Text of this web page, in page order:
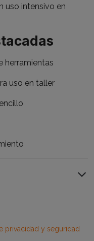
uso intensivo en
herramientas
uso en taller
privacidad y seguridad